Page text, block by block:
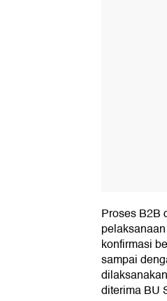
Proses B2B
konfirmasi
sampai
diterima BU